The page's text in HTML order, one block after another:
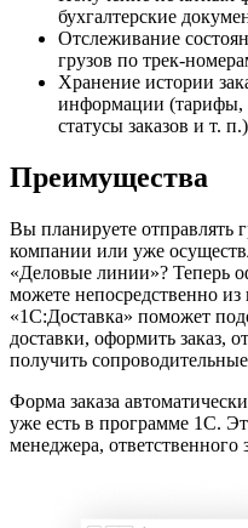
бухгалтерские
Отслеживание
грузов по трек-
Хранение истории
информации (тарифы,
статусы заказов и т.
Преимущества
Вы планируете отправлять
компании или уже
«Деловые линии»? Теперь
можете непосредственно
«1С:Доставка» поможет
доставки, оформить заказ,
получить
Форма заказа
уже есть в программе 1С.
менеджера, ответственного